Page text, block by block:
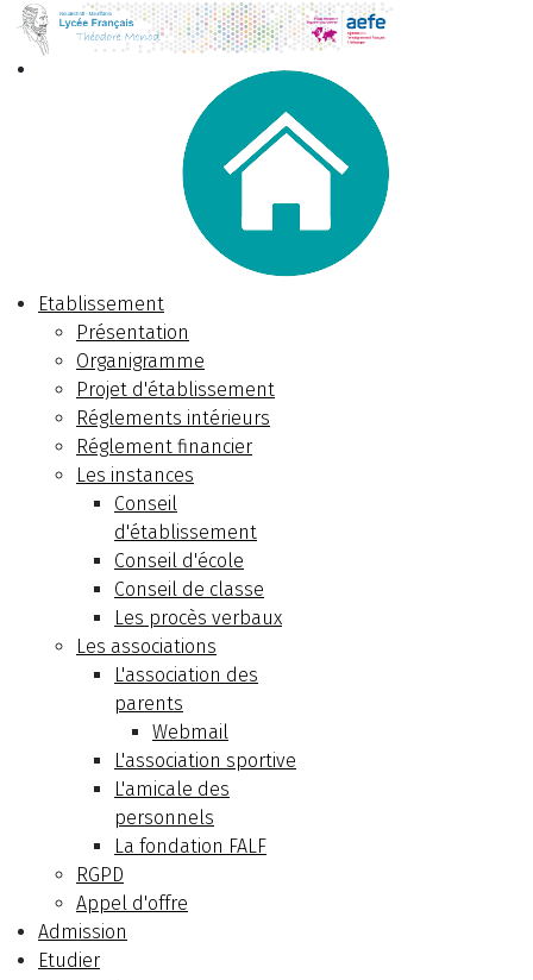
Etablissement
Présentation
Organigramme
Projet d'établissement
Réglements intérieurs
Réglement financier
Les instances
Conseil
d'établissement
Conseil d'école
Conseil de classe
Les procès verbaux
Les associations
L'association des
parents
Webmail
L'association sportive
L'amicale des
personnels
La fondation FALF
RGPD
Appel d'offre
Admission
Etudier